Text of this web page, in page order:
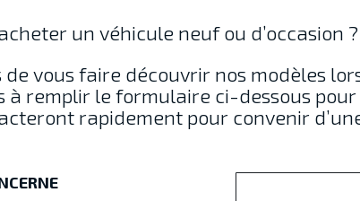
un véhicule neuf ou d’occasion ?
de vous faire découvrir nos modèles
à remplir le formulaire ci-dessous
rapidement pour convenir